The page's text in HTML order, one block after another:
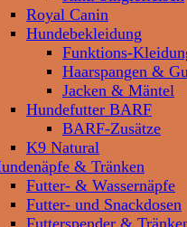
Royal Canin
Hundebekleidung
Funktions-
Haarspangen &
Jacken & Mäntel
Hundefutter BARF
BARF-Zusätze
K9 Natural
& Tränken
Futter- & Wassernäpfe
Futter- und Snackdosen